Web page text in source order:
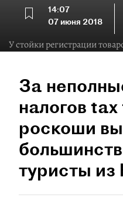
14:07
07 июня 2018
У стойки регистрации
За
налогов
роскоши
туристы из